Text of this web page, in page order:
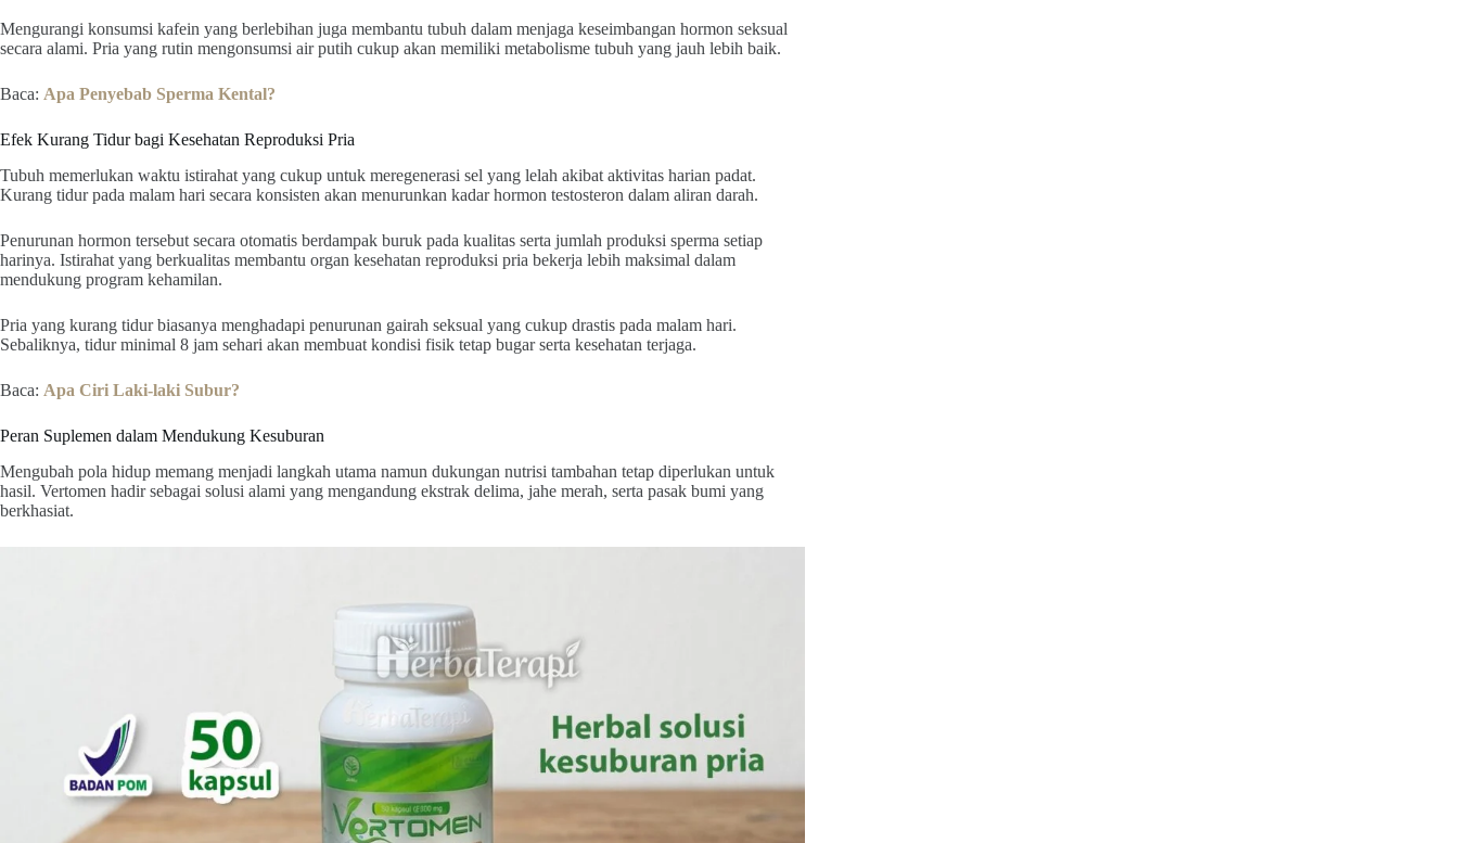
Mengurangi konsumsi kafein yang berlebihan juga membantu tubuh dalam menjaga keseimbangan hormon seksual
secara alami. Pria yang rutin mengonsumsi air putih cukup akan memiliki metabolisme tubuh yang jauh lebih baik.
Baca: Apa Penyebab Sperma Kental?
Efek Kurang Tidur bagi Kesehatan Reproduksi Pria
Tubuh memerlukan waktu istirahat yang cukup untuk meregenerasi sel yang lelah akibat aktivitas harian padat.
Kurang tidur pada malam hari secara konsisten akan menurunkan kadar hormon testosteron dalam aliran darah.
Penurunan hormon tersebut secara otomatis berdampak buruk pada kualitas serta jumlah produksi sperma setiap
harinya. Istirahat yang berkualitas membantu organ kesehatan reproduksi pria bekerja lebih maksimal dalam
mendukung program kehamilan.
Pria yang kurang tidur biasanya menghadapi penurunan gairah seksual yang cukup drastis pada malam hari.
Sebaliknya, tidur minimal 8 jam sehari akan membuat kondisi fisik tetap bugar serta kesehatan terjaga.
Baca: Apa Ciri Laki-laki Subur?
Peran Suplemen dalam Mendukung Kesuburan
Mengubah pola hidup memang menjadi langkah utama namun dukungan nutrisi tambahan tetap diperlukan untuk
hasil. Vertomen hadir sebagai solusi alami yang mengandung ekstrak delima, jahe merah, serta pasak bumi yang
berkhasiat.